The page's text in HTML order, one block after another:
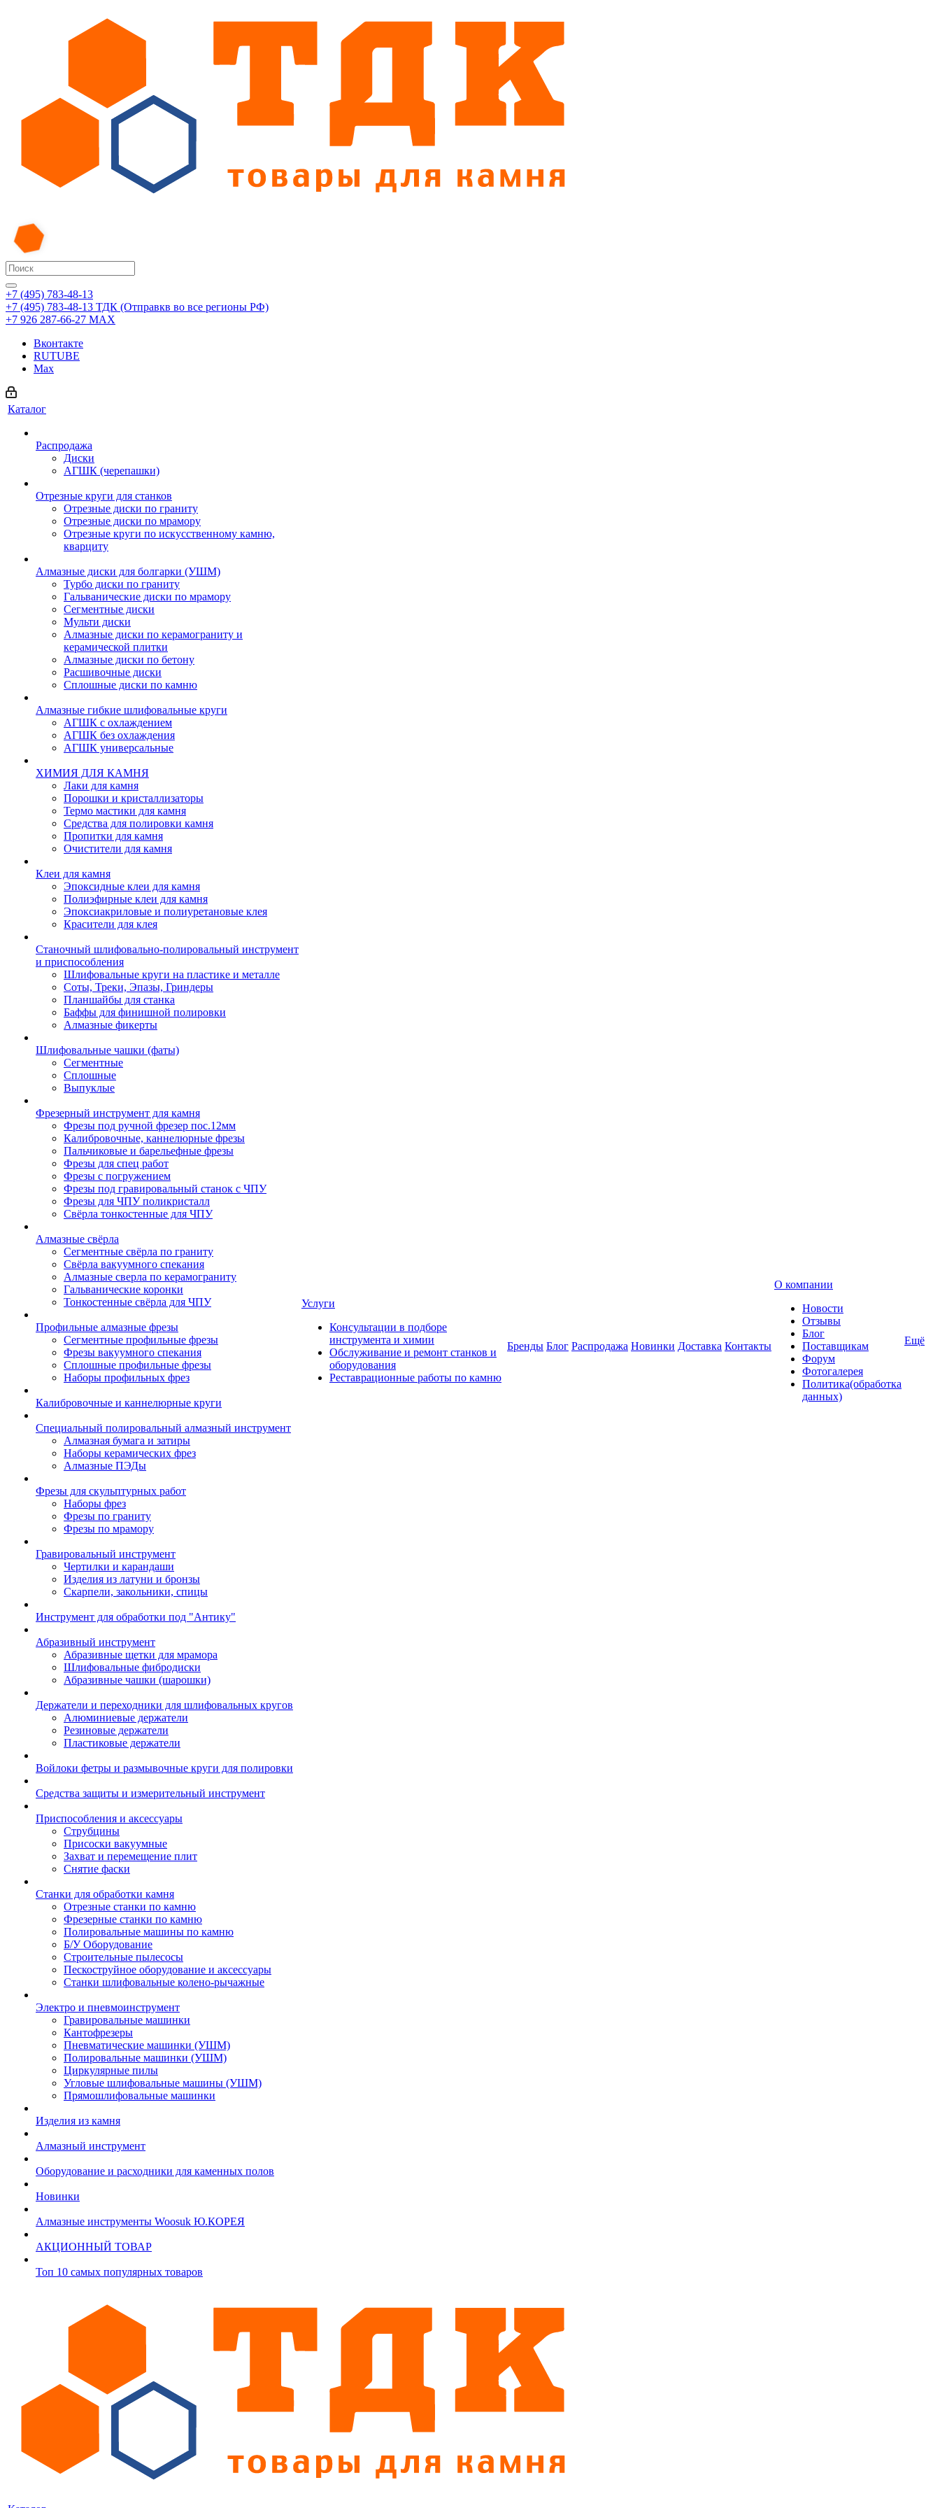
+7 (495) 783-48-13
+7 (495) 783-48-13 ТДК (Отправкв во все регионы РФ)
+7 926 287-66-27 МАХ
Вконтакте
RUTUBE
Max
Каталог
Распродажа
Диски
АГШК (черепашки)
Отрезные круги для станков
Отрезные диски по граниту
Отрезные диски по мрамору
Отрезные круги по искусственному камню,
кварциту
Алмазные диски для болгарки (УШМ)
Турбо диски по граниту
Гальванические диски по мрамору
Сегментные диски
Мульти диски
Алмазные диски по керамограниту и
керамической плитки
Алмазные диски по бетону
Расшивочные диски
Сплошные диски по камню
Алмазные гибкие шлифовальные круги
АГШК с охлаждением
АГШК без охлаждения
АГШК универсальные
ХИМИЯ ДЛЯ КАМНЯ
Лаки для камня
Порошки и кристаллизаторы
Термо мастики для камня
Средства для полировки камня
Пропитки для камня
Очистители для камня
Клеи для камня
Эпоксидные клеи для камня
Полиэфирные клеи для камня
Эпоксиакриловые и полиуретановые клея
Красители для клея
Станочный шлифовально-полировальный инструмент
и приспособления
Шлифовальные круги на пластике и металле
Соты, Треки, Эпазы, Гриндеры
Планшайбы для станка
Баффы для финишной полировки
Алмазные фикерты
Шлифовальные чашки (фаты)
Сегментные
Сплошные
Выпуклые
Фрезерный инструмент для камня
Фрезы под ручной фрезер пос.12мм
Калибровочные, каннелюрные фрезы
Пальчиковые и барельефные фрезы
Фрезы для спец работ
Фрезы с погружением
Фрезы под гравировальный станок с ЧПУ
Фрезы для ЧПУ поликристалл
Свёрла тонкостенные для ЧПУ
Алмазные свёрла
Сегментные свёрла по граниту
Свёрла вакуумного спекания
Алмазные сверла по керамограниту
Гальванические коронки
Тонкостенные свёрла для ЧПУ
Профильные алмазные фрезы
Сегментные профильные фрезы
Фрезы вакуумного спекания
Сплошные профильные фрезы
Наборы профильных фрез
Калибровочные и каннелюрные круги
Специальный полировальный алмазный инструмент
Алмазная бумага и затиры
Наборы керамических фрез
Алмазные ПЭДы
Фрезы для скульптурных работ
Наборы фрез
Фрезы по граниту
Фрезы по мрамору
Гравировальный инструмент
Чертилки и карандаши
Изделия из латуни и бронзы
Скарпели, закольники, спицы
Инструмент для обработки под "Антику"
Абразивный инструмент
Абразивные щетки для мрамора
Шлифовальные фибродиски
Абразивные чашки (шарошки)
Держатели и переходники для шлифовальных кругов
Алюминиевые держатели
Резиновые держатели
Пластиковые держатели
Войлоки фетры и размывочные круги для полировки
Средства защиты и измерительный инструмент
Приспособления и аксессуары
Струбцины
Присоски вакуумные
Захват и перемещение плит
Снятие фаски
Станки для обработки камня
Отрезные станки по камню
Фрезерные станки по камню
Полировальные машины по камню
Б/У Оборудование
Строительные пылесосы
Пескоструйное оборудование и аксессуары
Станки шлифовальные колено-рычажные
Электро и пневмоинструмент
Гравировальные машинки
Кантофрезеры
Пневматические машинки (УШМ)
Полировальные машинки (УШМ)
Циркулярные пилы
Угловые шлифовальные машины (УШМ)
Прямошлифовальные машинки
Изделия из камня
Алмазный инструмент
Оборудование и расходники для каменных полов
Новинки
Алмазные инструменты Woosuk Ю.КОРЕЯ
АКЦИОННЫЙ ТОВАР
Топ 10 самых популярных товаров
Услуги
Консультации в подборе
инструмента и химии
Обслуживание и ремонт станков и
оборудования
Реставрационные работы по камню
Бренды Блог Распродажа Новинки Доставка Контакты
О компании
Новости
Отзывы
Блог
Поставщикам
Форум
Фотогалерея
Политика(обработка
данных)
Ещё